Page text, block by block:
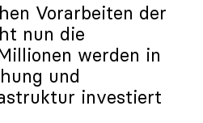
Vorarbeiten der
nun die
werden in
und
investiert